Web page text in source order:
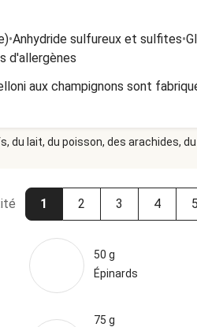
•Anhydride sulfureux et sulfites•
d'allergènes
aux champignons sont
du lait, du poisson, des arachides,
1 2 3 4 5
50 g
Épinards
75 g